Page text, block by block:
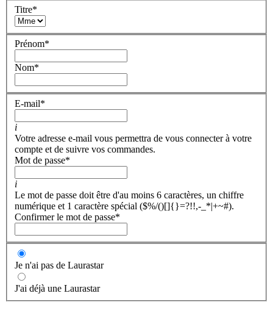
Titre*
Prénom*
Nom*
E-mail*
i
Votre adresse e-mail vous permettra de vous connecter à votre
compte et de suivre vos commandes.
Mot de passe*
i
Le mot de passe doit être d'au moins 6 caractères, un chiffre
numérique et 1 caractère spécial ($%/()[]{}=?!!,-_*|+~#).
Confirmer le mot de passe*
Je n'ai pas de Laurastar
J'ai déjà une Laurastar